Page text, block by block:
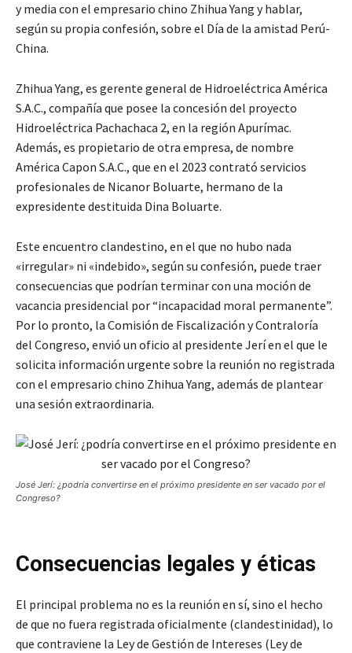
y media con el empresario chino Zhihua Yang y hablar,
según su propia confesión, sobre el Día de la amistad Perú-
China.
Zhihua Yang, es gerente general de Hidroeléctrica América
S.A.C., compañía que posee la concesión del proyecto
Hidroeléctrica Pachachaca 2, en la región Apurímac.
Además, es propietario de otra empresa, de nombre
América Capon S.A.C., que en el 2023 contrató servicios
profesionales de Nicanor Boluarte, hermano de la
expresidente destituida Dina Boluarte.
Este encuentro clandestino, en el que no hubo nada
«irregular» ni «indebido», según su confesión, puede traer
consecuencias que podrían terminar con una moción de
vacancia presidencial por “incapacidad moral permanente”.
Por lo pronto, la Comisión de Fiscalización y Contraloría
del Congreso, envió un oficio al presidente Jerí en el que le
solicita información urgente sobre la reunión no registrada
con el empresario chino Zhihua Yang, además de plantear
una sesión extraordinaria.
José Jerí: ¿podría convertirse en el próximo presidente en ser vacado por el
Congreso?
Consecuencias legales y éticas
El principal problema no es la reunión en sí, sino el hecho
de que no fuera registrada oficialmente (clandestinidad), lo
que contraviene la Ley de Gestión de Intereses (Ley de